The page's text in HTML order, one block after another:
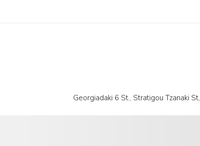
Georgiadaki 6 St., Stratigou Tzanaki St,